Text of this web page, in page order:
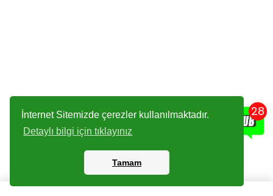
İnternet Sitemizde çerezler kullanılmaktadır.
Detaylı bilgi için tıklayınız
Tamam
28